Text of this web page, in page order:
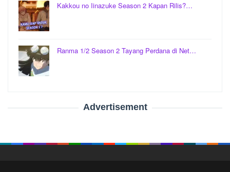
Kakkou no Iinazuke Season 2 Kapan Rilis?…
Ranma 1/2 Season 2 Tayang Perdana di Net…
Advertisement